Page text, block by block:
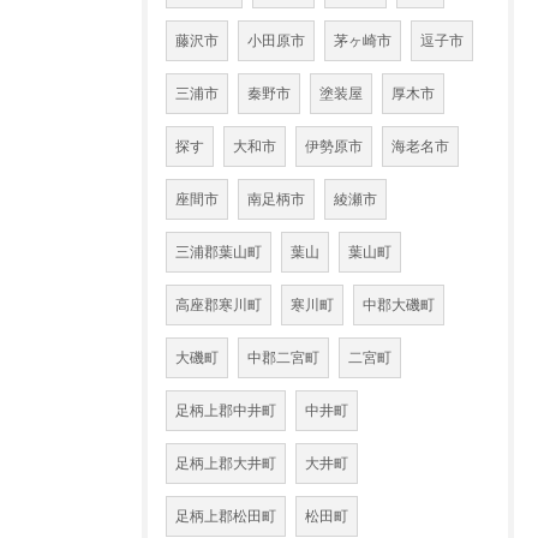
藤沢市 小田原市 茅ヶ崎市 逗子市
三浦市 秦野市 塗装屋 厚木市
探す 大和市 伊勢原市 海老名市
座間市 南足柄市 綾瀬市
三浦郡葉山町 葉山 葉山町
高座郡寒川町 寒川町 中郡大磯町
大磯町 中郡二宮町 二宮町
足柄上郡中井町 中井町
足柄上郡大井町 大井町
足柄上郡松田町 松田町